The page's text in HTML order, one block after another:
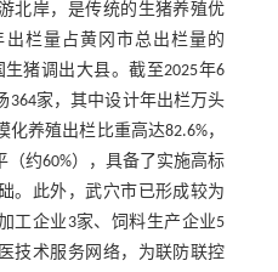
北岸，是传统的生猪养殖优
栏量占黄冈市总出栏量的
猪调出大县。截至2025年6
364家，其中设计年出栏万头
养殖出栏比重高达82.6%，
约60%），具备了实施高标
。此外，武穴市已形成较为
工企业3家、饲料生产企业5
技术服务网络，为联防联控